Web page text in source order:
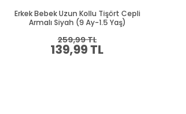
Erkek Bebek Uzun Kollu Tişört Cepli
Armalı Siyah (9 Ay-1.5 Yaş)
139,99 TL
259,99 TL